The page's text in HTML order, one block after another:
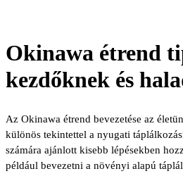
Okinawa étrend
kezdőknek és
Az Okinawa étrend bevezetése az
különös tekintettel a nyugati
számára ajánlott kisebb lépésekben
például bevezetni a növényi alapú